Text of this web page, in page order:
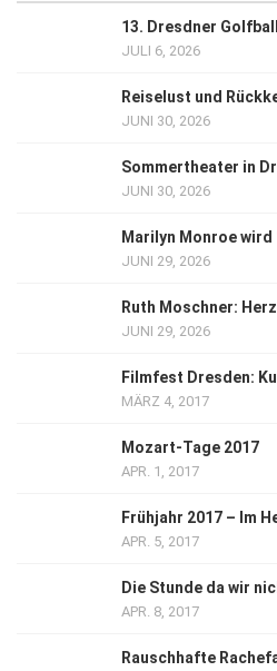
13. Dresdner
JULI 6, 2026
Reiselust und
JUNI 30, 2026
Sommertheater in
JUNI 30, 2026
Marilyn Monroe wird
JUNI 29, 2026
Ruth Moschner:
JUNI 29, 2026
Filmfest Dresden:
MÄRZ 4, 2017
Mozart-Tage 2017
APR. 1, 2017
Frühjahr 2017 – Im
APR. 5, 2017
Die Stunde da wir
APR. 8, 2017
Rauschhafte